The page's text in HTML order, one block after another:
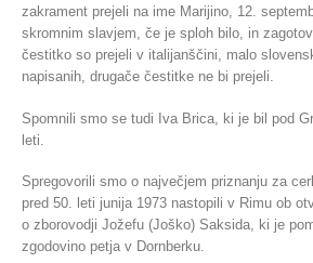
zakrament prejeli na ime Marijino, 12.
skromnim slavjem, če je sploh bilo, in
čestitko so prejeli v italijanščini, malo
napisanih, drugače čestitke ne bi prejeli.
Spomnili smo se tudi Iva Brica, ki je bil pod
leti.
Spregovorili smo o največjem priznanju za
pred 50. leti junija 1973 nastopili v Rimu ob
o zborovodji Jožefu (Joško) Saksida, ki je
zgodovino petja v Dornberku.